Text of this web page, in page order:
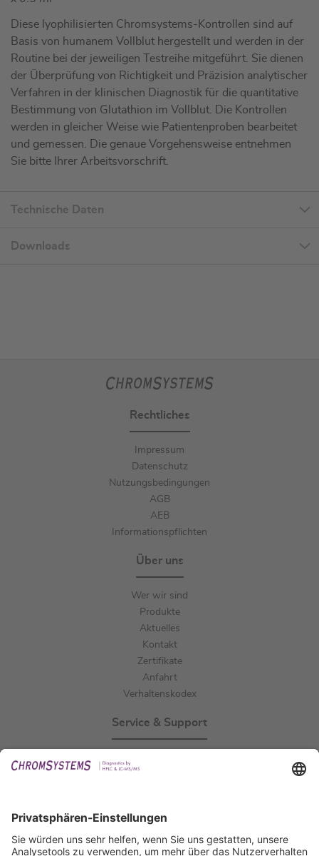
Diese lyophilisierten Chromsystems-Kontrollen sind auf
Basis von humanem Vollblut hergestellt und werden in der
Routine bei der jeweiligen Testreihe mitgeführt. Sie dienen
der Überprüfung von Richtigkeit und Präzision analytischer
Verfahren in der klinischen Diagnostik für die quantitative
Bestimmung von Glutathion im Vollblut. Die Kontrollen
werden in gleicher Weise wie Patientenproben bearbeitet
und gemessen. Die genaue Vorgehensweise entnehmen
Sie bitte Ihrer Arbeitsvorschrift.
Technische Daten
Downloads
Rechtliches
Impressum
Datenschutz
Nutzungsbedingungen
AGB
AEB
Informationspflichten
Über uns
Wer wir sind
Produkte
Aktuelles
Kontakt
Zertifikate
Anfahrt
Verhaltenskodex
Service & Support
IFU anfordern
Zertifizierungen